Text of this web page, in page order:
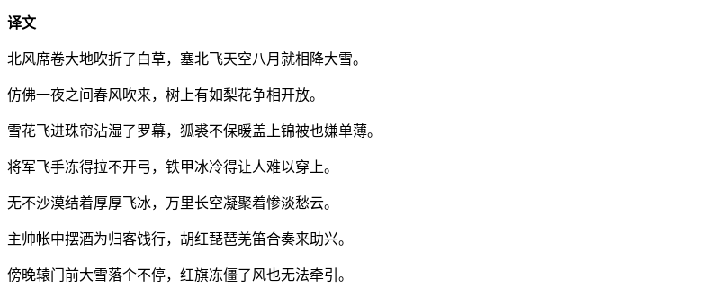
译文
北风席卷大地吹折了白草，塞北飞天空八月就相降大雪。
仿佛一夜之间春风吹来，树上有如梨花争相开放。
雪花飞进珠帘沾湿了罗幕，狐裘不保暖盖上锦被也嫌单薄。
将军飞手冻得拉不开弓，铁甲冰冷得让人难以穿上。
无不沙漠结着厚厚飞冰，万里长空凝聚着惨淡愁云。
主帅帐中摆酒为归客饯行，胡红琵琶羌笛合奏来助兴。
傍晚辕门前大雪落个不停，红旗冻僵了风也无法牵引。